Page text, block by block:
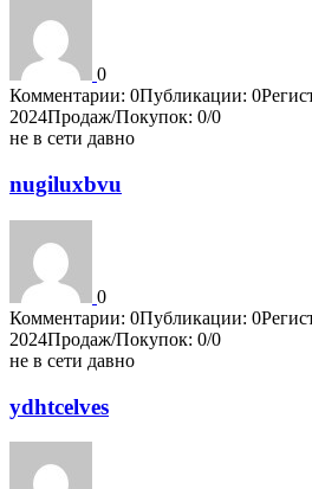
0
Комментарии: 0Публикации: 0
2024Продаж/Покупок: 0/0
не в сети давно
nugiluxbvu
0
Комментарии: 0Публикации: 0
2024Продаж/Покупок: 0/0
не в сети давно
ydhtcelves